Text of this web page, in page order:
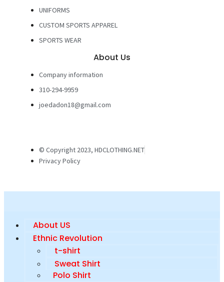
UNIFORMS
CUSTOM SPORTS APPAREL
SPORTS WEAR
About Us
Company information
310-294-9959
joedadon18@gmail.com
© Copyright 2023, HDCLOTHING.NET
Privacy Policy
About US
Ethnic Revolution
t-shirt
Sweat Shirt
Polo Shirt